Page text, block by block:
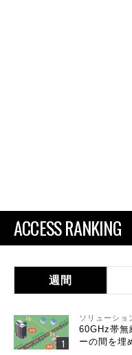
ACCESS RANKING
週間
ソリューショ
60GHz帯
ーの間を埋